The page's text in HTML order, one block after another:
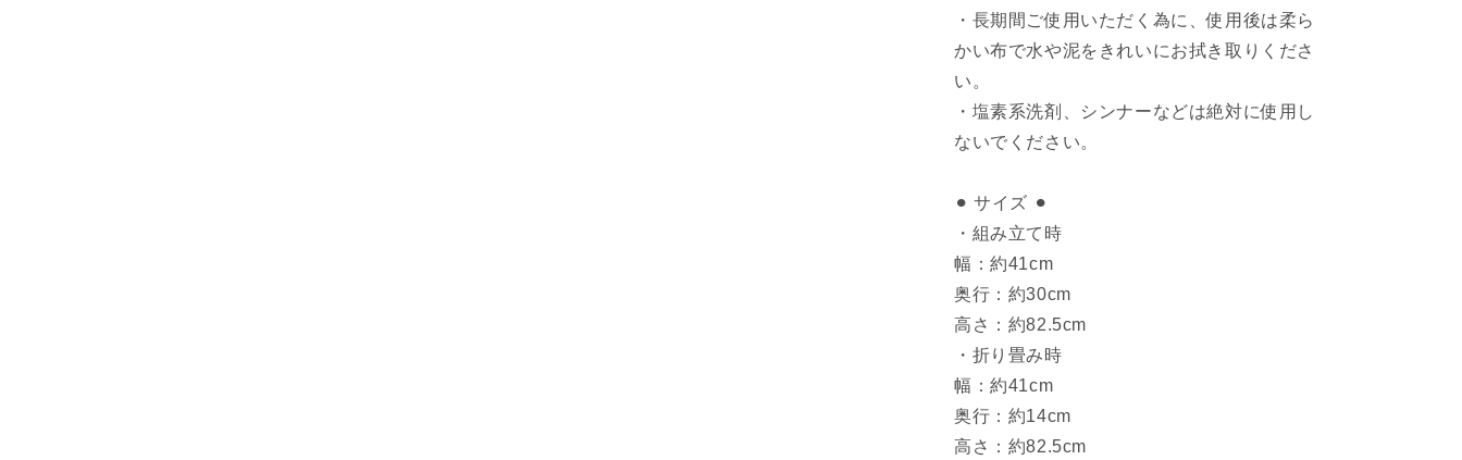
・長期間ご使用いただく為に、使用後は柔ら
かい布で水や泥をきれいにお拭き取りくださ
い。
・塩素系洗剤、シンナーなどは絶対に使用し
ないでください。
⚫︎ サイズ ⚫︎
・組み立て時
幅：約41cm
奥行：約30cm
高さ：約82.5cm
・折り畳み時
幅：約41cm
奥行：約14cm
高さ：約82.5cm